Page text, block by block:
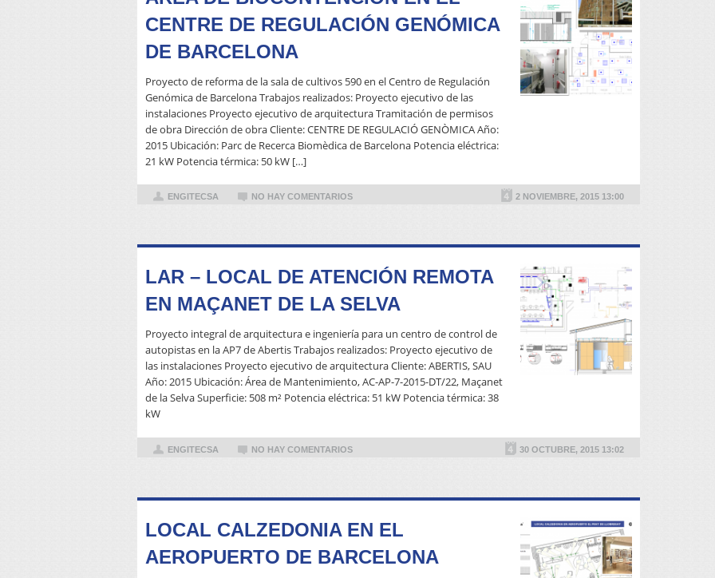
CENTRE DE REGULACIÓN GENÓMICA
DE BARCELONA
Proyecto de reforma de la sala de cultivos 590 en el Centro de Regulación
Genómica de Barcelona Trabajos realizados: Proyecto ejecutivo de las
instalaciones Proyecto ejecutivo de arquitectura Tramitación de permisos
de obra Dirección de obra Cliente: CENTRE DE REGULACIÓ GENÒMICA Año:
2015 Ubicación: Parc de Recerca Biomèdica de Barcelona Potencia eléctrica:
21 kW Potencia térmica: 50 kW […]
ENGITECSA NO HAY COMENTARIOS 2 NOVIEMBRE, 2015 13:00
LAR – LOCAL DE ATENCIÓN REMOTA
EN MAÇANET DE LA SELVA
Proyecto integral de arquitectura e ingeniería para un centro de control de
autopistas en la AP7 de Abertis Trabajos realizados: Proyecto ejecutivo de
las instalaciones Proyecto ejecutivo de arquitectura Cliente: ABERTIS, SAU
Año: 2015 Ubicación: Área de Mantenimiento, AC-AP-7-2015-DT/22, Maçanet
de la Selva Superficie: 508 m² Potencia eléctrica: 51 kW Potencia térmica: 38
kW
ENGITECSA NO HAY COMENTARIOS 30 OCTUBRE, 2015 13:02
LOCAL CALZEDONIA EN EL
AEROPUERTO DE BARCELONA